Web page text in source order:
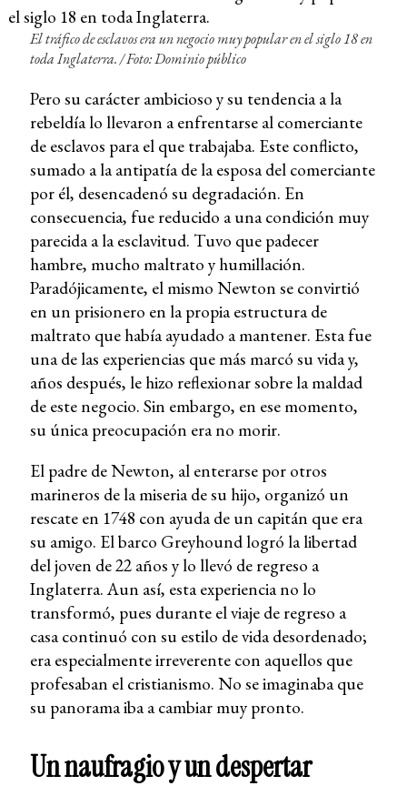
El tráfico de esclavos era un negocio muy popular en el siglo 18 en
toda Inglaterra. / Foto: Dominio público
Pero su carácter ambicioso y su tendencia a la
rebeldía lo llevaron a enfrentarse al comerciante
de esclavos para el que trabajaba. Este conflicto,
sumado a la antipatía de la esposa del comerciante
por él, desencadenó su degradación. En
consecuencia, fue reducido a una condición muy
parecida a la esclavitud. Tuvo que padecer
hambre, mucho maltrato y humillación.
Paradójicamente, el mismo Newton se convirtió
en un prisionero en la propia estructura de
maltrato que había ayudado a mantener. Esta fue
una de las experiencias que más marcó su vida y,
años después, le hizo reflexionar sobre la maldad
de este negocio. Sin embargo, en ese momento,
su única preocupación era no morir.
El padre de Newton, al enterarse por otros
marineros de la miseria de su hijo, organizó un
rescate en 1748 con ayuda de un capitán que era
su amigo. El barco Greyhound logró la libertad
del joven de 22 años y lo llevó de regreso a
Inglaterra. Aun así, esta experiencia no lo
transformó, pues durante el viaje de regreso a
casa continuó con su estilo de vida desordenado;
era especialmente irreverente con aquellos que
profesaban el cristianismo. No se imaginaba que
su panorama iba a cambiar muy pronto.
Un naufragio y un despertar